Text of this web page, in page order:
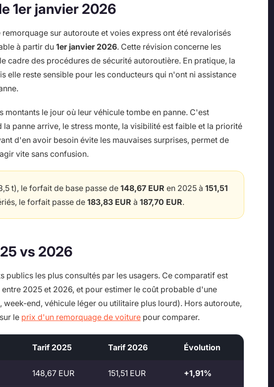
1er janvier 2026
sur autoroute et voies express ont été revalorisés
à partir du 1er janvier 2026. Cette révision concerne les
cadre des procédures de sécurité autoroutière. En pratique, la
elle reste sensible pour les conducteurs qui n'ont ni assistance
le jour où leur véhicule tombe en panne. C'est
panne arrive, le stress monte, la visibilité est faible et la priorité
d'en avoir besoin évite les mauvaises surprises, permet de
vite sans confusion.
t), le forfait de base passe de148,67 EUR en 2025 à151,51
le forfait passe de183,83 EUR à187,70 EUR.
vs 2026
publics les plus consultés par les usagers. Ce comparatif est
2025 et 2026, et pour estimer le coût probable d'une
end, véhicule léger ou utilitaire plus lourd). Hors autoroute,
le prix d'un remorquage de voiture pour comparer.
Tarif 2025 Tarif 2026 Évolution
148,67 EUR 151,51 EUR +1,91%